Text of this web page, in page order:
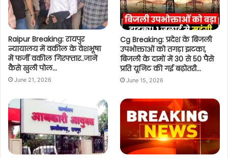
Raipur Breaking: रायपुर
न्यायालय में वकील के वेशभूषा
में फर्जी वकील गिरफ्तार..जानें
कैसे खुली पोल…
June 21, 2026
Cg Breaking: प्रदेश के बिजली
उपभोक्ताओं को तगड़ा झटका,
बिजली के दामों में 30 से 50 पैसे
प्रति यूनिट की गई बढ़ोतरी…
June 15, 2026